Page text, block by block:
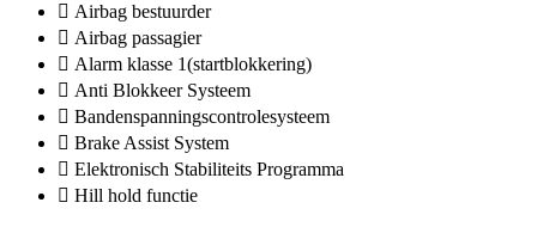
Airbag bestuurder
Airbag passagier
Alarm klasse 1(startblokkering)
Anti Blokkeer Systeem
Bandenspanningscontrolesysteem
Brake Assist System
Elektronisch Stabiliteits Programma
Hill hold functie